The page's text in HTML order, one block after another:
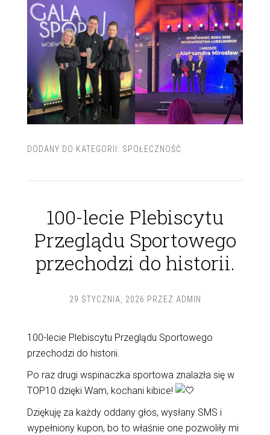
DODANY DO KATEGORII: SPOŁECZNOŚĆ
100-lecie Plebiscytu
Przeglądu Sportowego
przechodzi do historii.
29 STYCZNIA, 2026 PRZEZ ADMIN
100-lecie Plebiscytu Przeglądu Sportowego
przechodzi do historii.
Po raz drugi wspinaczka sportowa znalazła się w
TOP10 dzięki Wam, kochani kibice!
Dziękuję za każdy oddany głos, wysłany SMS i
wypełniony kupon, bo to właśnie one pozwoliły mi